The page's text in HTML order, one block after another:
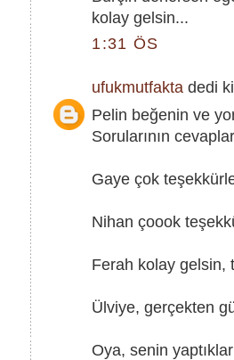
kolay gelsin...
1:31 ÖS
ufukmutfakta dedi
Pelin beğenin ve
Sorularının
Gaye çok
Nihan çoook
Ferah kolay gelsin,
Ülviye, gerçekten
Oya, senin